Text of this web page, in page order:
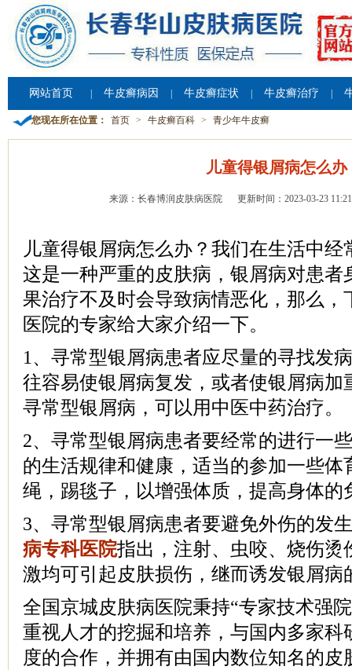
网站首页 牛皮癣病因 牛皮癣症状 牛皮癣治疗
您现在所在位置： 首页 > 牛皮癣百科 > 青少年牛皮癣
儿童得银屑病怎么办
来源：长春博润皮肤病医院 更新时间：2023-03-23
儿童得银屑病怎么办？我们在生活中
这是一种严重的皮肤病，银屑病对患者
果治疗不及时会导致病情恶化，那么，
医院的专家给大家介绍一下。
1、寻常型银屑病患者应尽量的寻找发
往容易使银屑病复发，或者使银屑病加
寻常型银屑病，可以用中医中药治疗。
2、寻常型银屑病患者要经常的进行一
的生活规律和健康，适当的参加一些体
绳，踢毯子，以增强体质，提高身体的
3、寻常型银屑病患者要避免外伤的发
病专科医院指出，注射、虫咬、烧伤烫
激均可引起皮肤损伤，继而诱发银屑病
全国京城皮肤病医院秉持“专家技术强
重视人才的挖掘和培养，与国内多家科
度的合作，并拥有由国内数位知名的皮